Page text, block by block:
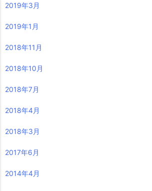
2019年3月
2019年1月
2018年11月
2018年10月
2018年7月
2018年4月
2018年3月
2017年6月
2014年4月